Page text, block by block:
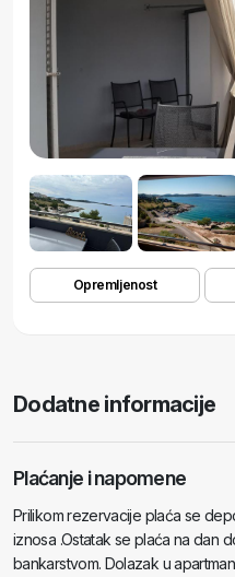
Opremljenost
Dodatne informacije
Plaćanje i napomene
Prilikom rezervacije plaća se
iznosa .Ostatak se plaća na dan
bankarstvom. Dolazak u